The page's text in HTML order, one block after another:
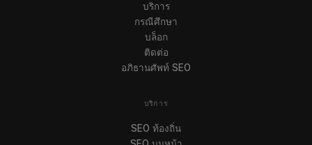
บริการ
กรณีศึกษา
บล็อก
ติดต่อ
อภิธานศัพท์ SEO
บริการ
SEO ท้องถิ่น